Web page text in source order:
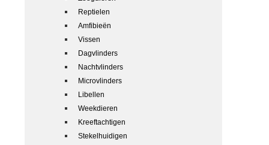
Reptielen
Amfibieën
Vissen
Dagvlinders
Nachtvlinders
Microvlinders
Libellen
Weekdieren
Kreeftachtigen
Stekelhuidigen